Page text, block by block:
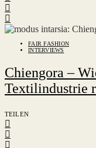
FAIR FASHION
INTERVIEWS
Chiengora –
Textilindustrie
TEILEN